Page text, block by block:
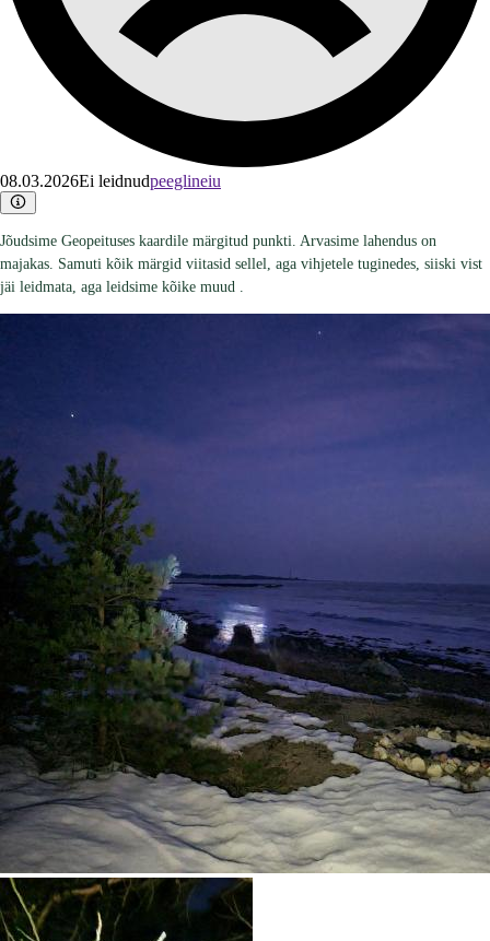
08.03.2026Ei leidnudpeeglineiu
Jõudsime Geopeituses kaardile märgitud punkti. Arvasime lahendus on
majakas. Samuti kõik märgid viitasid sellel, aga vihjetele tuginedes, siiski vist
jäi leidmata, aga leidsime kõike muud .